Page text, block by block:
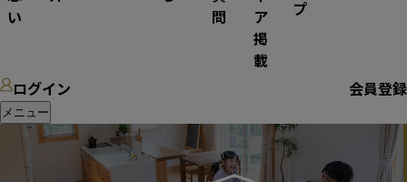
い
問
ア
掲
載
プ
ログイン 会員登録
メニュー